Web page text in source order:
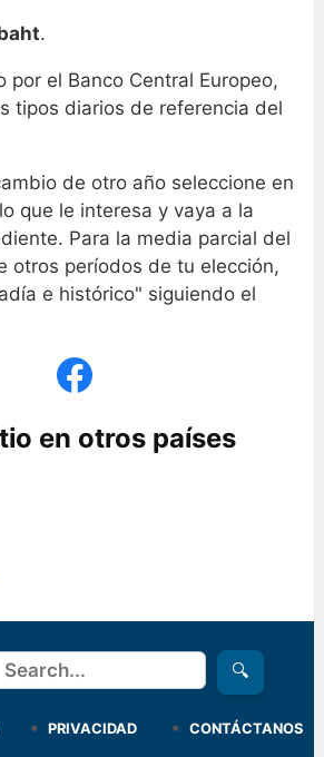
.
por el Banco Central Europeo,
tipos diarios de referencia del
de otro año seleccione en
que le interesa y vaya a la
Para la media parcial del
otros períodos de tu elección,
e histórico" siguiendo el
en otros países
🔍
PRIVACIDAD CONTÁCTANOS